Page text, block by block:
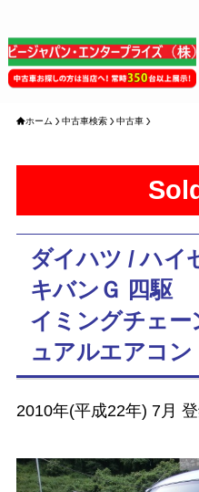
ホーム 中古車検索 中古車
ダイハツ / ハイ
キバンＧ 四駆
イミングチェ
ュアルエアコ
2010年(平成22年) 7月